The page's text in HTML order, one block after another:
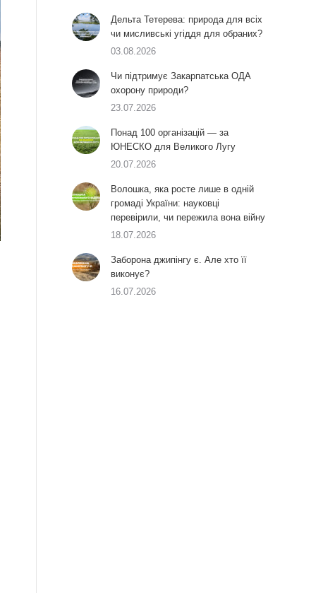
Дельта Тетерева: природа для всіх
чи мисливські угіддя для обраних?
03.08.2026
Чи підтримує Закарпатська ОДА
охорону природи?
23.07.2026
Понад 100 організацій — за
ЮНЕСКО для Великого Лугу
20.07.2026
Волошка, яка росте лише в одній
громаді України: науковці
перевірили, чи пережила вона війну
18.07.2026
Заборона джипінгу є. Але хто її
виконує?
16.07.2026